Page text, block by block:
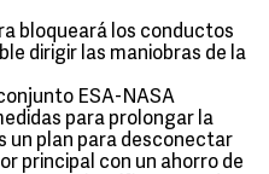
bloqueará los conductos
dirigir las maniobras de la
ESA-NASA
para prolongar la
un plan para desconectar
principal con un ahorro de